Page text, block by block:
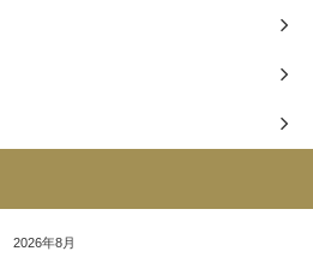
2026年8月